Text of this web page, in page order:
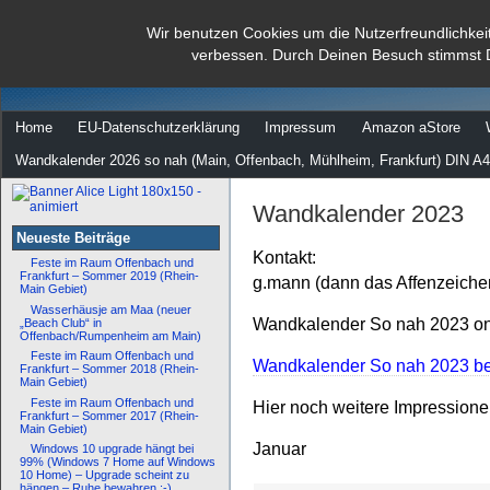
Wir benutzen Cookies um die
verbessen. Durch Deinen Besuch stimmst
dann rate mal
Home EU-Datenschutzerklärung Impressum Amazon aStore
Wandkalender 2026 so nah (Main, Offenbach, Mühlheim, Frankfurt) DIN
Neueste Beiträge
Feste im Raum Offenbach und
Frankfurt – Sommer 2019 (Rhein-
Main Gebiet)
Wasserhäusje am Maa (neuer
„Beach Club“ in
Offenbach/Rumpenheim am Main)
Feste im Raum Offenbach und
Frankfurt – Sommer 2018 (Rhein-
Main Gebiet)
Feste im Raum Offenbach und
Frankfurt – Sommer 2017 (Rhein-
Main Gebiet)
Windows 10 upgrade hängt bei
99% (Windows 7 Home auf Windows
10 Home) – Upgrade scheint zu
Wandkalender 2023
Kontakt:
g.mann (dann das
Wandkalender So nah 2023
Wandkalender So nah 2023
Hier noch weitere
Januar